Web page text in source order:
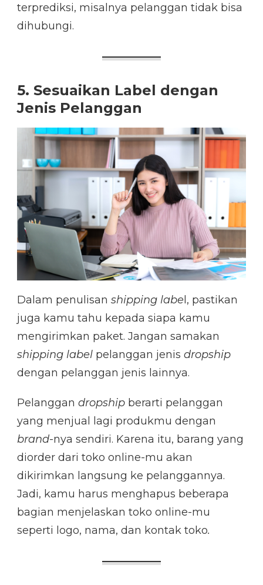
terprediksi, misalnya pelanggan tidak bisa
dihubungi.
5. Sesuaikan Label dengan
Jenis Pelanggan
Dalam penulisan shipping labe l, pastikan
juga kamu tahu kepada siapa kamu
mengirimkan paket. Jangan samakan
shipping label pelanggan jenis dropship
dengan pelanggan jenis lainnya.
Pelanggan dropship berarti pelanggan
yang menjual lagi produkmu dengan
brand-nya sendiri. Karena itu, barang yang
diorder dari toko online-mu akan
dikirimkan langsung ke pelanggannya.
Jadi, kamu harus menghapus beberapa
bagian menjelaskan toko online-mu
seperti logo, nama, dan kontak toko.